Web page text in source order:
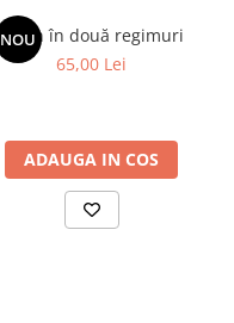
NOU
Spion în două regimuri
65,00 Lei
ADAUGA IN COS